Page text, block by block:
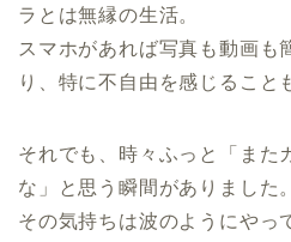
ラとは無縁の生活。
スマホがあれば写真も動画も
り、特に不自由を感じること
それでも、時々ふっと「また
な」と思う瞬間がありました。
その気持ちは波のようにや